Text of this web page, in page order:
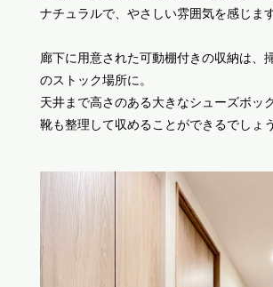
ナチュラルで、やさしい雰囲気を感じま
廊下に用意された可動棚付きの収納は、
のストック場所に。
天井まで高さのある大きなシューズボッ
靴も整理して収めることができるでしょう